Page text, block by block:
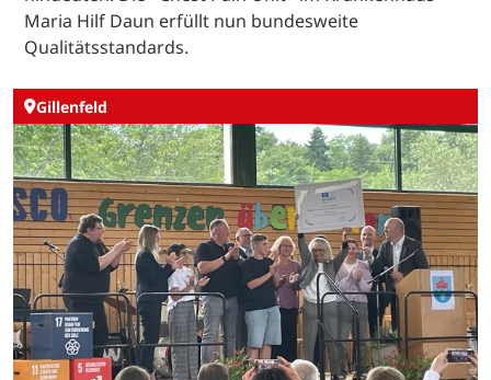
Maria Hilf Daun erfüllt nun bundesweite
Qualitätsstandards.
Gillenfeld